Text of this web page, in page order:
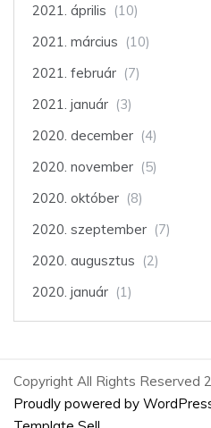
2021. április (10)
2021. március (10)
2021. február (7)
2021. január (3)
2020. december (4)
2020. november (5)
2020. október (8)
2020. szeptember (7)
2020. augusztus (2)
2020. január (1)
Copyright All Rights Reserved
Proudly powered by